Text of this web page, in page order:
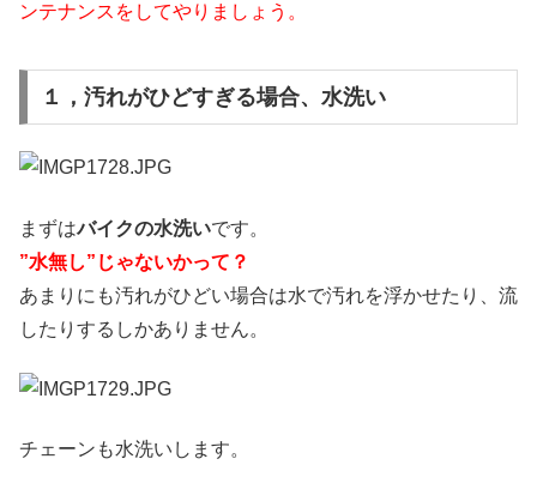
ンテナンスをしてやりましょう。
１，汚れがひどすぎる場合、水洗い
まずはバイクの水洗いです。
”水無し”じゃないかって？
あまりにも汚れがひどい場合は水で汚れを浮かせたり、流
したりするしかありません。
チェーンも水洗いします。